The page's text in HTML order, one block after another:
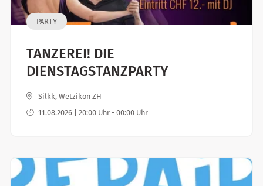
PARTY
TANZEREI! DIE
DIENSTAGSTANZPARTY
Silkk, Wetzikon ZH
11.08.2026 | 20:00 Uhr - 00:00 Uhr